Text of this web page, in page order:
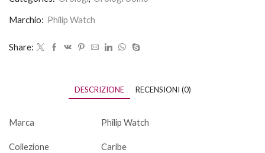
Marchio: Philip Watch
Share:
DESCRIZIONE RECENSIONI (0)
Marca Philip Watch
Collezione Caribe